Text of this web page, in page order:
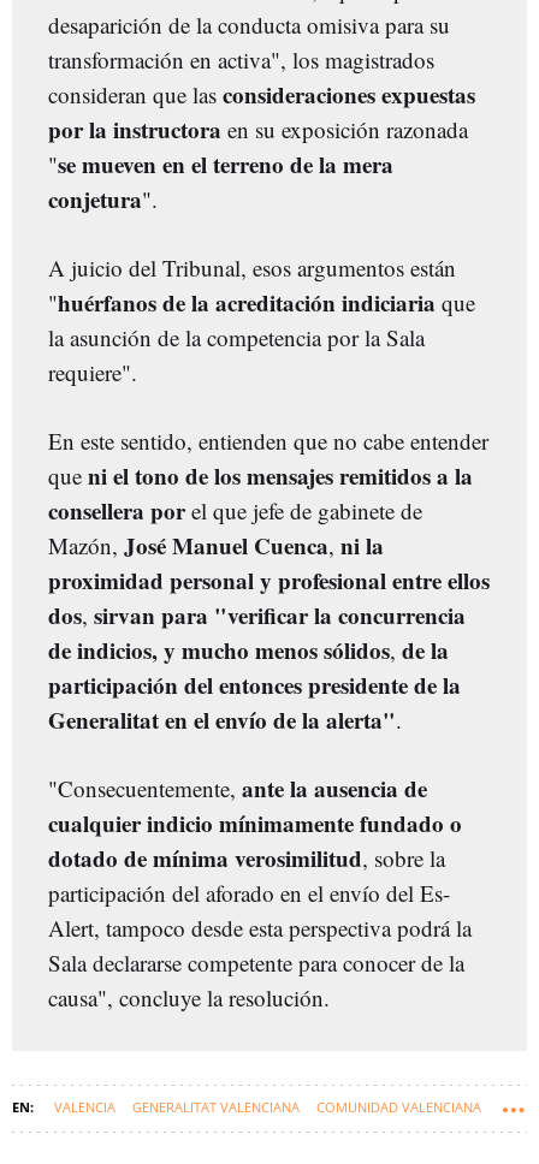
desaparición de la conducta omisiva para su
transformación en activa", los magistrados
consideran que las consideraciones expuestas
por la instructora en su exposición razonada
"se mueven en el terreno de la mera
conjetura".
A juicio del Tribunal, esos argumentos están
"huérfanos de la acreditación indiciaria que
la asunción de la competencia por la Sala
requiere".
En este sentido, entienden que no cabe entender
que ni el tono de los mensajes remitidos a la
consellera porel que jefe de gabinete de
Mazón, José Manuel Cuenca, ni la
proximidad personal y profesional entre ellos
dos, sirvan para "verificar la concurrencia
de indicios, y mucho menos sólidos, de la
participación del entonces presidente de la
Generalitat en el envío de la alerta".
"Consecuentemente, ante la ausencia de
cualquier indicio mínimamente fundado o
dotado de mínima verosimilitud, sobre la
participación del aforado en el envío del Es-
Alert, tampoco desde esta perspectiva podrá la
Sala declararse competente para conocer de la
causa", concluye la resolución.
VALENCIA GENERALITAT VALENCIANA COMUNIDAD VALENCIANA